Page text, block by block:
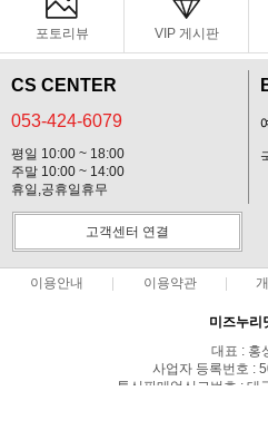
포토리뷰 VIP 게시판
CS CENTER
053-424-6079
평일 10:00 ~ 18:00
주말 10:00 ~ 14:00
휴일,공휴일휴무
고객센터 연결
이용안내 이용약관
미즈누리
대표 : 홍
사업자 등록번호 :
통신판매업신고번호 : 대